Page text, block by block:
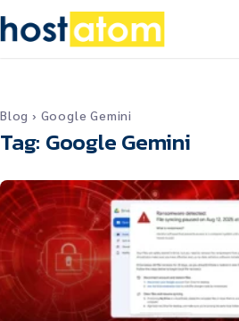
Blog › Google Gemini
Tag: Google Gemini